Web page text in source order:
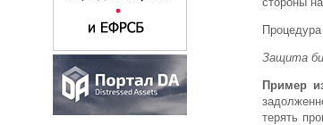
Защита
Пример
терять